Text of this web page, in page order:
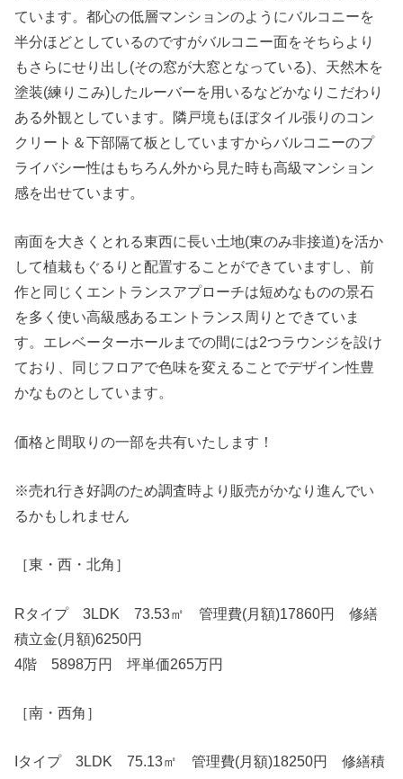
ています。都心の低層マンションのようにバルコニーを
半分ほどとしているのですがバルコニー面をそちらより
もさらにせり出し(その窓が大窓となっている)、天然木を
塗装(練りこみ)したルーバーを用いるなどかなりこだわり
ある外観としています。隣戸境もほぼタイル張りのコン
クリート＆下部隔て板としていますからバルコニーのプ
ライバシー性はもちろん外から見た時も高級マンション
感を出せています。
南面を大きくとれる東西に長い土地(東のみ非接道)を活か
して植栽もぐるりと配置することができていますし、前
作と同じくエントランスアプローチは短めなものの景石
を多く使い高級感あるエントランス周りとできていま
す。エレベーターホールまでの間には2つラウンジを設け
ており、同じフロアで色味を変えることでデザイン性豊
かなものとしています。
価格と間取りの一部を共有いたします！
※売れ行き好調のため調査時より販売がかなり進んでい
るかもしれません
［東・西・北角］
Rタイプ 3LDK 73.53㎡ 管理費(月額)17860円 修繕
積立金(月額)6250円
4階 5898万円 坪単価265万円
［南・西角］
Iタイプ 3LDK 75.13㎡ 管理費(月額)18250円 修繕積